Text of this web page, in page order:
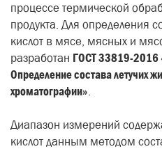
процессе термической
продукта. Для определения
кислот в мясе, мясных и
разработан ГОСТ 33819-2016
Определение состава летучих
хроматографии».
Диапазон измерений
кислот данным методом